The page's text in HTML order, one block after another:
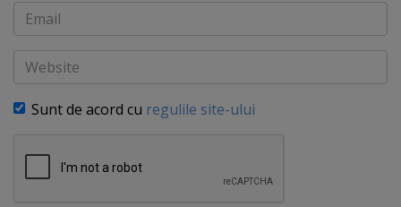
Email
Website
Sunt de acord cu regulile site-ului